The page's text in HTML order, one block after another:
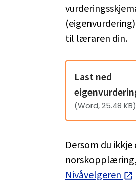
til læraren din.
Last ned
(Word, 25.48 KB)
Dersom du
Nivåvelgeren